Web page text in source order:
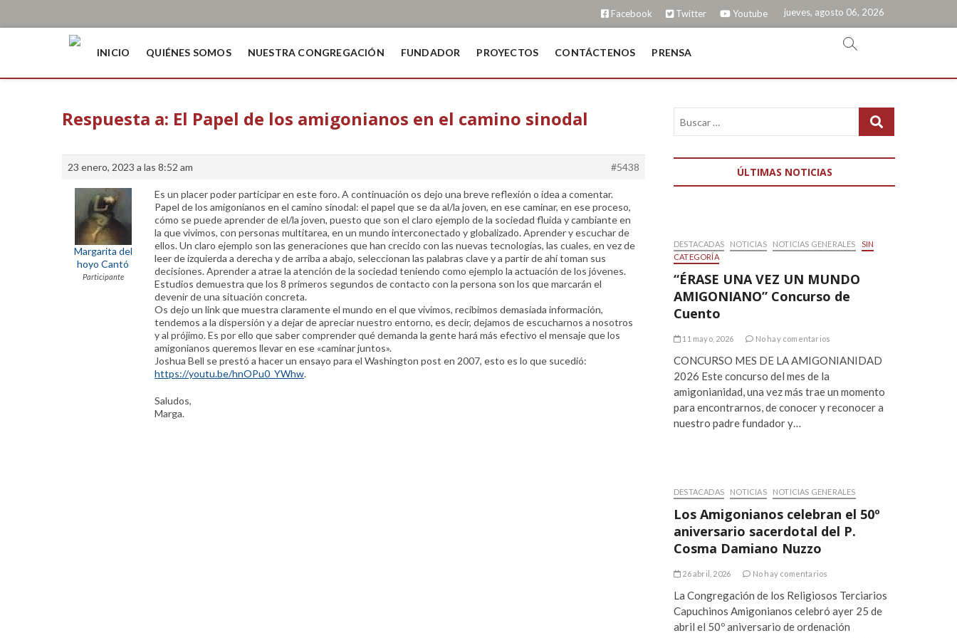
jueves, agosto 06, 2026
Facebook Twitter Youtube
INICIO QUIÉNES SOMOS NUESTRA CONGREGACIÓN FUNDADOR PROYECTOS CONTÁCTENOS PRENSA
Respuesta a: El Papel de los amigonianos en el camino sinodal
23 enero, 2023 a las 8:52 am #5438
Margarita del
hoyo Cantó
Participante
Es un placer poder participar en este foro. A continuación os dejo una breve reflexión o idea a comentar.
Papel de los amigonianos en el camino sinodal: el papel que se da al/la joven, en ese caminar, en ese proceso,
cómo se puede aprender de el/la joven, puesto que son el claro ejemplo de la sociedad fluida y cambiante en
la que vivimos, con personas multitarea, en un mundo interconectado y globalizado. Aprender y escuchar de
ellos. Un claro ejemplo son las generaciones que han crecido con las nuevas tecnologías, las cuales, en vez de
leer de izquierda a derecha y de arriba a abajo, seleccionan las palabras clave y a partir de ahí toman sus
decisiones. Aprender a atrae la atención de la sociedad teniendo como ejemplo la actuación de los jóvenes.
Estudios demuestra que los 8 primeros segundos de contacto con la persona son los que marcarán el
devenir de una situación concreta.
Os dejo un link que muestra claramente el mundo en el que vivimos, recibimos demasiada información,
tendemos a la dispersión y a dejar de apreciar nuestro entorno, es decir, dejamos de escucharnos a nosotros
y al prójimo. Es por ello que saber comprender qué demanda la gente hará más efectivo el mensaje que los
amigonianos queremos llevar en ese «caminar juntos».
Joshua Bell se prestó a hacer un ensayo para el Washington post en 2007, esto es lo que sucedió:
https://youtu.be/hnOPu0_YWhw.
Saludos,
Marga.
ÚLTIMAS NOTICIAS
DESTACADAS NOTICIAS NOTICIAS GENERALES
SIN
CATEGORÍA
“ÉRASE UNA VEZ UN MUNDO
AMIGONIANO” Concurso de
Cuento
11 mayo, 2026 No hay comentarios
CONCURSO MES DE LA AMIGONIANIDAD
2026 Este concurso del mes de la
amigonianidad, una vez más trae un momento
para encontrarnos, de conocer y reconocer a
nuestro padre fundador y…
DESTACADAS NOTICIAS NOTICIAS GENERALES
Los Amigonianos celebran el 50º
aniversario sacerdotal del P.
Cosma Damiano Nuzzo
26 abril, 2026 No hay comentarios
La Congregación de los Religiosos Terciarios
Capuchinos Amigonianos celebró ayer 25 de
abril el 50º aniversario de ordenación